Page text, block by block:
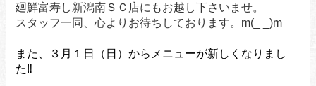
廻鮮富寿し新潟南ＳＣ店にもお越し下さいませ。
スタッフ一同、心よりお待ちしております。m(_ _)m
また、３月１日（日）からメニューが新しくなりまし
た‼